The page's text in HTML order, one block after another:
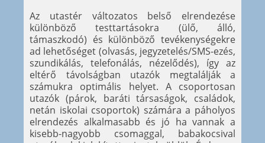
Az utastér változatos belső elrendezése
különböző testtartásokra (ülő, álló,
támaszkodó) és különböző tevékenységekre
ad lehetőséget (olvasás, jegyzetelés/SMS-ezés,
szundikálás, telefonálás, nézelődés), így az
eltérő távolságban utazók megtalálják a
számukra optimális helyet. A csoportosan
utazók (párok, baráti társaságok, családok,
netán iskolai csoportok) számára a páholyos
elrendezés alkalmasabb és jó ha vannak a
kisebb-nagyobb csomaggal, babakocsival